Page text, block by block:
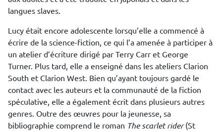
langues slaves.
Lucy était encore adolescente lorsqu’elle a commencé à
écrire de la science-fiction, ce qui l’a amenée à participer à
un atelier d’écriture dirigé par Terry Carr et George
Turner. Plus tard, elle a enseigné dans les ateliers Clarion
South et Clarion West. Bien qu’ayant toujours gardé le
contact avec les auteurs et la communauté de la fiction
spéculative, elle a également écrit dans plusieurs autres
genres. Outre des œuvres pour la jeunesse, sa
bibliographie comprend le roman The scarlet rider(St